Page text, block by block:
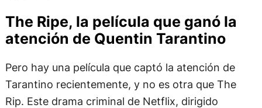
The Ripe, la película que ganó la
atención de Quentin Tarantino
Pero hay una película que captó la atención de
Tarantino recientemente, y no es otra que The
Rip. Este drama criminal de Netflix, dirigido